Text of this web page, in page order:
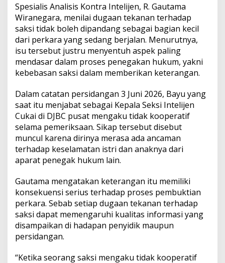
i
A
P
H
,
I
n
t
g
r
i
t
a
s
P
e
m
u
k
t
a
n
d
Spesialis Analisis Kontra Intelijen, R. Gautama
Wiranegara, menilai dugaan tekanan terhadap
saksi tidak boleh dipandang sebagai bagian kecil
dari perkara yang sedang berjalan. Menurutnya,
isu tersebut justru menyentuh aspek paling
mendasar dalam proses penegakan hukum, yakni
kebebasan saksi dalam memberikan keterangan.
Dalam catatan persidangan 3 Juni 2026, Bayu yang
saat itu menjabat sebagai Kepala Seksi Intelijen
Cukai di DJBC pusat mengaku tidak kooperatif
selama pemeriksaan. Sikap tersebut disebut
muncul karena dirinya merasa ada ancaman
terhadap keselamatan istri dan anaknya dari
aparat penegak hukum lain.
Gautama mengatakan keterangan itu memiliki
konsekuensi serius terhadap proses pembuktian
perkara. Sebab setiap dugaan tekanan terhadap
saksi dapat memengaruhi kualitas informasi yang
disampaikan di hadapan penyidik maupun
persidangan.
“Ketika seorang saksi mengaku tidak kooperatif